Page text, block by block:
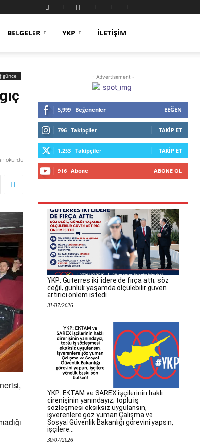
BELGELER YKP İLETIŞIM
güncel
okundu
- Advertisement -
5,999 Beğenenler BEĞEN
796 Takipçiler TAKIP ET
1,253 Takipçiler TAKIP ET
916 Abone ABONE OL
YKP: Guterres iki lidere de fırça attı; söz
değil, günlük yaşamda ölçülebilir güven
artırıcı önlem istedi
31/07/2026
YKP: EKTAM ve SAREX işçilerinin haklı
direnişinin yanındayız; toplu iş
sözleşmesi eksiksiz uygulansın,
işverenlere göz yuman Çalışma ve
Sosyal Güvenlik Bakanlığı görevini yapsın,
işçilere...
30/07/2026